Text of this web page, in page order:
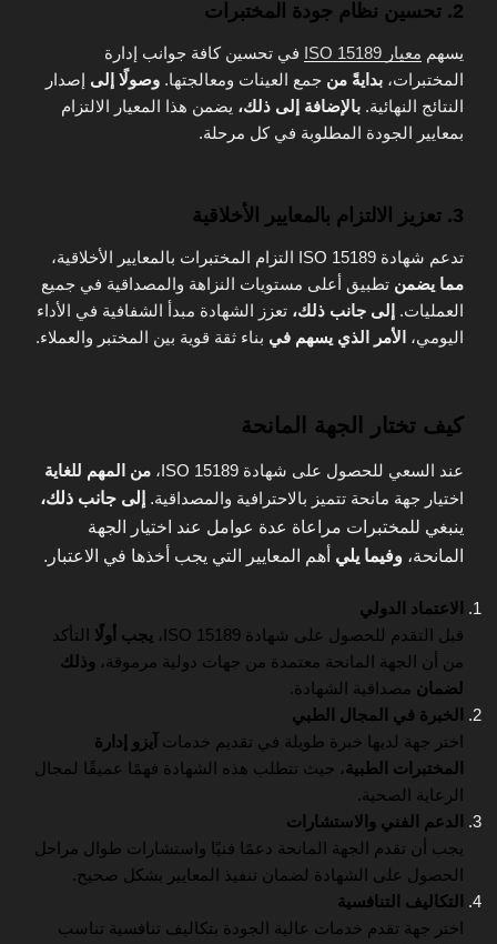
2. تحسين نظام جودة المختبرات
يسهم معيار ISO 15189
في تحسين كافة جوانب إدارة
المختبرات، بدايةً من جمع العينات ومعالجتها. وصولًا إلى إصدار
النتائج النهائية. بالإضافة إلى ذلك، يضمن هذا المعيار الالتزام
بمعايير الجودة المطلوبة في كل مرحلة.
3. تعزيز الالتزام بالمعايير الأخلاقية
تدعم شهادة ISO 15189 التزام المختبرات بالمعايير الأخلاقية،
مما يضمن تطبيق أعلى مستويات النزاهة والمصداقية في جميع
العمليات. إلى جانب ذلك، تعزز الشهادة مبدأ الشفافية في الأداء
اليومي، الأمر الذي يسهم في بناء ثقة قوية بين المختبر والعملاء.
كيف تختار الجهة المانحة
عند السعي للحصول على شهادة ISO 15189،
من المهم للغاية
اختيار جهة مانحة تتميز بالاحترافية والمصداقية. إلى جانب ذلك،
ينبغي للمختبرات مراعاة عدة عوامل عند اختيار الجهة
المانحة، وفيما يلي أهم المعايير التي يجب أخذها في الاعتبار.
الاعتماد الدولي
قبل التقدم للحصول على شهادة ISO 15189،
يجب أولًا التأكد
من أن الجهة المانحة معتمدة من جهات دولية مرموقة، وذلك
لضمان مصداقية الشهادة.
الخبرة في المجال الطبي
اختر جهة لديها خبرة طويلة في تقديم خدمات آيزو إدارة
المختبرات الطبية، حيث تتطلب هذه الشهادة فهمًا عميقًا لمجال
الرعاية الصحية.
الدعم الفني والاستشارات
يجب أن تقدم الجهة المانحة دعمًا فنيًا واستشارات طوال مراحل
الحصول على الشهادة لضمان تنفيذ المعايير بشكل صحيح.
التكاليف التنافسية
اختر جهة تقدم خدمات عالية الجودة بتكاليف تنافسية تناسب